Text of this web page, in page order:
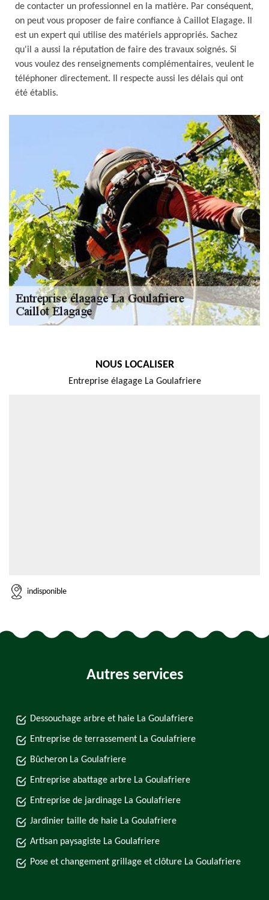
de contacter un professionnel en la matière. Par conséquent,
on peut vous proposer de faire confiance à Caillot Elagage. Il
est un expert qui utilise des matériels appropriés. Sachez
qu'il a aussi la réputation de faire des travaux soignés. Si
vous voulez des renseignements complémentaires, veulent le
téléphoner directement. Il respecte aussi les délais qui ont
été établis.
NOUS LOCALISER
Entreprise élagage La Goulafriere
indisponible
Autres services
Dessouchage arbre et haie La Goulafriere
Entreprise de terrassement La Goulafriere
Bûcheron La Goulafriere
Entreprise abattage arbre La Goulafriere
Entreprise de jardinage La Goulafriere
Jardinier taille de haie La Goulafriere
Artisan paysagiste La Goulafriere
Pose et changement grillage et clôture La Goulafriere